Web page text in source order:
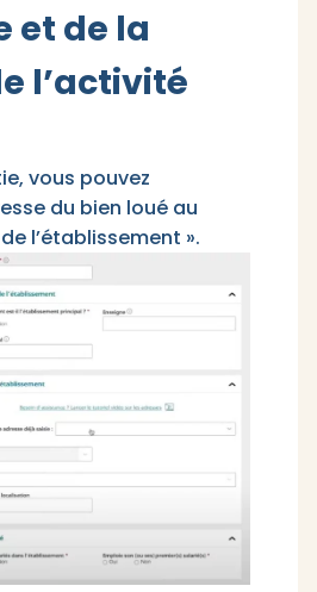
et de la
l’activité
vous pouvez
du bien loué au
l’établissement ».